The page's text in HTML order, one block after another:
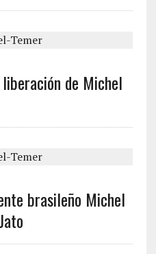
de Michel
brasileño Michel